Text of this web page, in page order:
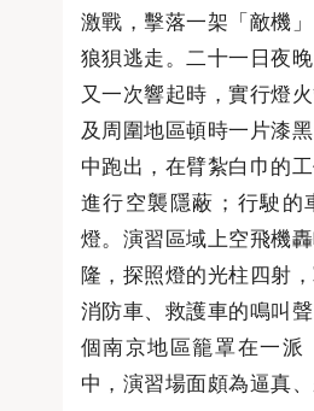
激戰，擊落一架「敵機」
狼狽逃走。二十一日夜
又一次響起時，實行燈
及周圍地區頓時一片漆
中跑出，在臂紮白巾的
進行空襲隱蔽；行駛的
燈。演習區域上空飛機
隆，探照燈的光柱四射
消防車、救護車的鳴叫
個南京地區籠罩在一派
中，演習場面頗為逼真、